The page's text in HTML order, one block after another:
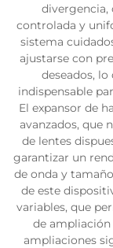
divergencia,
controlada y
sistema
ajustarse con
deseados,
indispensable
El expansor de
avanzados, que
de lentes
garantizar un
de onda y
de este
variables, que
de ampliación
ampliaciones